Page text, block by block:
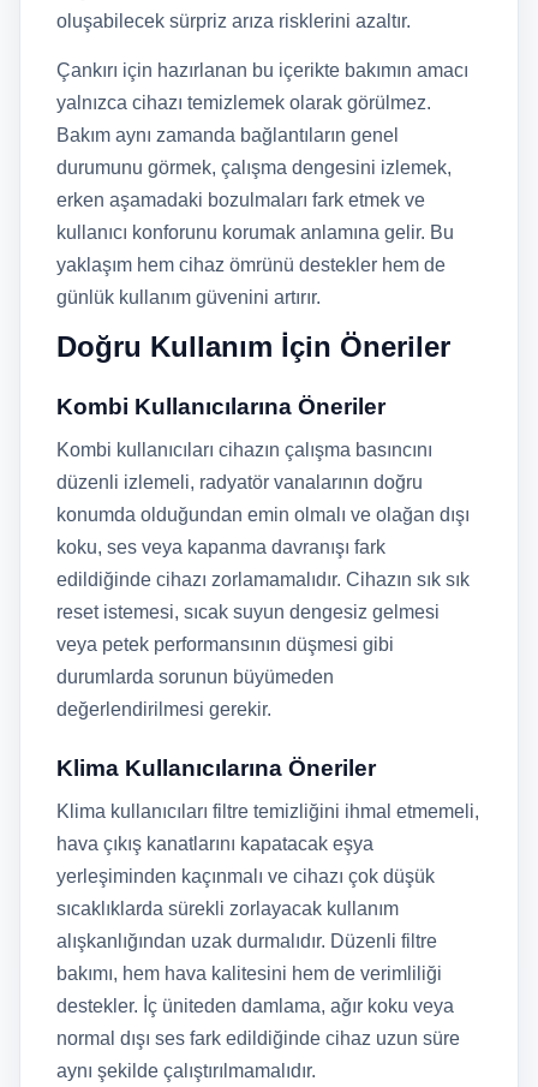
oluşabilecek sürpriz arıza risklerini azaltır.
Çankırı için hazırlanan bu içerikte bakımın amacı
yalnızca cihazı temizlemek olarak görülmez.
Bakım aynı zamanda bağlantıların genel
durumunu görmek, çalışma dengesini izlemek,
erken aşamadaki bozulmaları fark etmek ve
kullanıcı konforunu korumak anlamına gelir. Bu
yaklaşım hem cihaz ömrünü destekler hem de
günlük kullanım güvenini artırır.
Doğru Kullanım İçin Öneriler
Kombi Kullanıcılarına Öneriler
Kombi kullanıcıları cihazın çalışma basıncını
düzenli izlemeli, radyatör vanalarının doğru
konumda olduğundan emin olmalı ve olağan dışı
koku, ses veya kapanma davranışı fark
edildiğinde cihazı zorlamamalıdır. Cihazın sık sık
reset istemesi, sıcak suyun dengesiz gelmesi
veya petek performansının düşmesi gibi
durumlarda sorunun büyümeden
değerlendirilmesi gerekir.
Klima Kullanıcılarına Öneriler
Klima kullanıcıları filtre temizliğini ihmal etmemeli,
hava çıkış kanatlarını kapatacak eşya
yerleşiminden kaçınmalı ve cihazı çok düşük
sıcaklıklarda sürekli zorlayacak kullanım
alışkanlığından uzak durmalıdır. Düzenli filtre
bakımı, hem hava kalitesini hem de verimliliği
destekler. İç üniteden damlama, ağır koku veya
normal dışı ses fark edildiğinde cihaz uzun süre
aynı şekilde çalıştırılmamalıdır.